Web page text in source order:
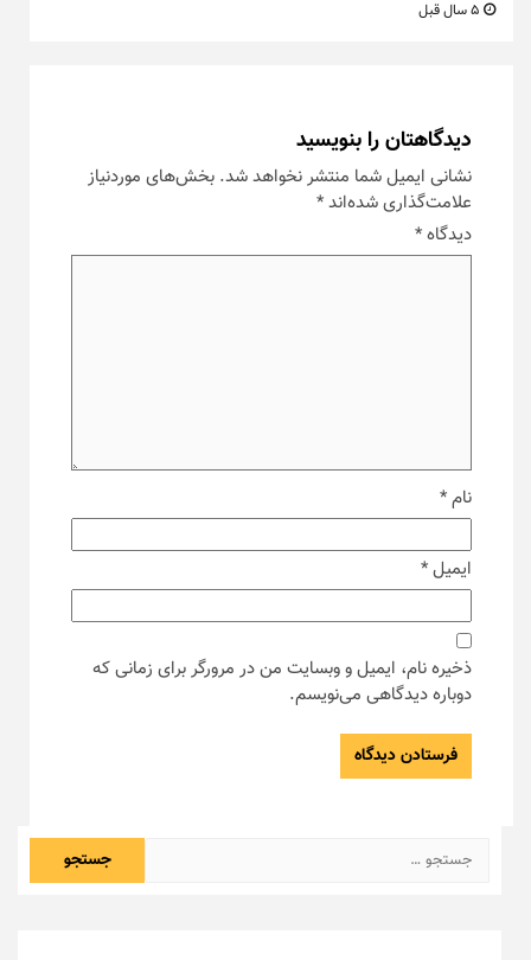
دیدگاهتان را بنویسید
نشانی ایمیل شما منتشر نخواهد شد. بخش‌های موردنیاز
علامت‌گذاری شده‌اند*
دیدگاه*
نام*
ایمیل*
ذخیره نام، ایمیل و وبسایت من در مرورگر برای زمانی که
دوباره دیدگاهی می‌نویسم.
جستجو
برای: